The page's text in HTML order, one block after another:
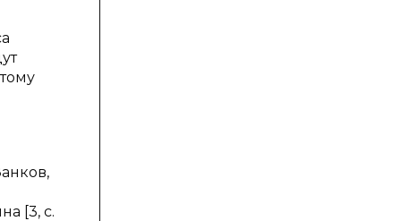
[3, с.